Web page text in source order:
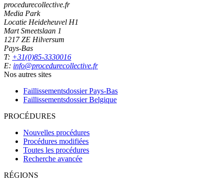
procedurecollective.fr
Media Park
Locatie Heideheuvel H1
Mart Smeetslaan 1
1217 ZE Hilversum
Pays-Bas
T: +31(0)85-3330016
E: info@procedurecollective.fr
Nos autres sites
Faillissementsdossier Pays-Bas
Faillissementsdossier Belgique
PROCÉDURES
Nouvelles procédures
Procédures modifiées
Toutes les procédures
Recherche avancée
RÉGIONS